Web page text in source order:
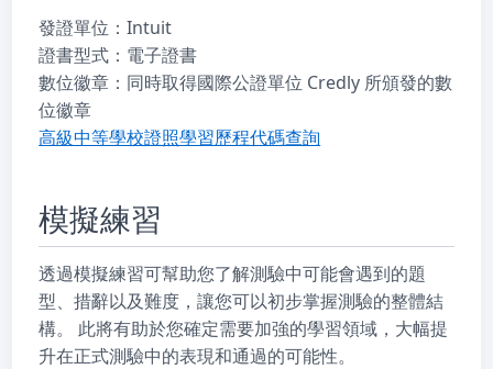
發證單位：Intuit
證書型式：電子證書
數位徽章：同時取得國際公證單位 Credly 所頒發的數
位徽章
高級中等學校證照學習歷程代碼查詢
模擬練習
透過模擬練習可幫助您了解測驗中可能會遇到的題
型、措辭以及難度，讓您可以初步掌握測驗的整體結
構。 此將有助於您確定需要加強的學習領域，大幅提
升在正式測驗中的表現和通過的可能性。